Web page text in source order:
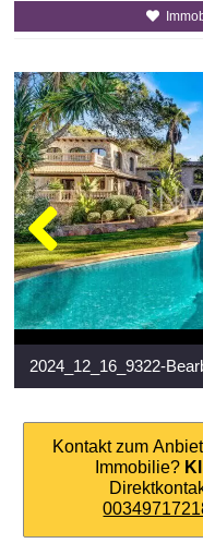
2024_12_16_9322-
Kontakt zum
Immobilie?